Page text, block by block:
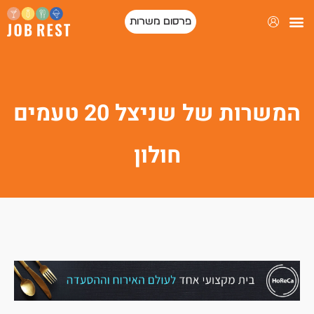
פרסום משרות
המשרות של שניצל 20 טעמים
חולון